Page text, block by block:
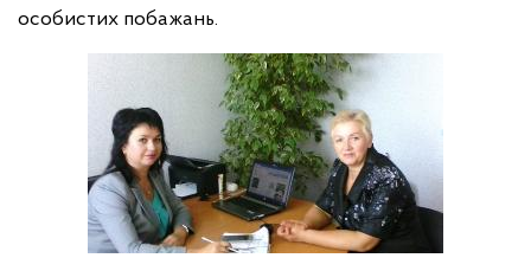
особистих побажань.